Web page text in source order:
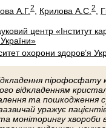
А.Г.2 Крилова А.С. 2
центр «Інститут
охорони здоров’я
відкладенням
та пошкодження
уражує
моніторингу хвороби